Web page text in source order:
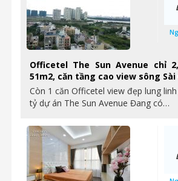
Officetel The Sun Avenue chỉ
51m2, căn tầng cao view sông Sài
Còn 1 căn Officetel view đẹp lung
tỷ dự án The Sun Avenue Đang có…